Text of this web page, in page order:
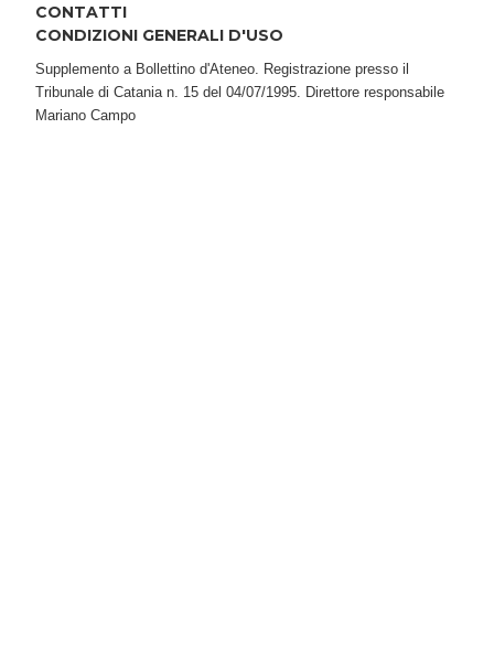
CONTATTI
CONDIZIONI GENERALI D'USO
Supplemento a Bollettino d'Ateneo. Registrazione presso il
Tribunale di Catania n. 15 del 04/07/1995. Direttore responsabile
Mariano Campo